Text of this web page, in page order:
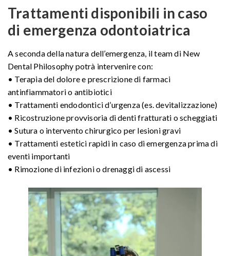
Trattamenti disponibili in caso
di emergenza odontoiatrica
A seconda della natura dell’emergenza, il team di New
Dental Philosophy potrà intervenire con:
• Terapia del dolore e prescrizione di farmaci
antinfiammatori o antibiotici
• Trattamenti endodontici d’urgenza (es. devitalizzazione)
• Ricostruzione provvisoria di denti fratturati o scheggiati
• Sutura o intervento chirurgico per lesioni gravi
• Trattamenti estetici rapidi in caso di emergenza prima di
eventi importanti
• Rimozione di infezioni o drenaggi di ascessi